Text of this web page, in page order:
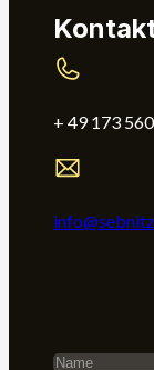
+ 49 173